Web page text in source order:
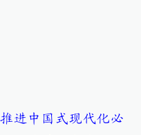
进中国式现代化必